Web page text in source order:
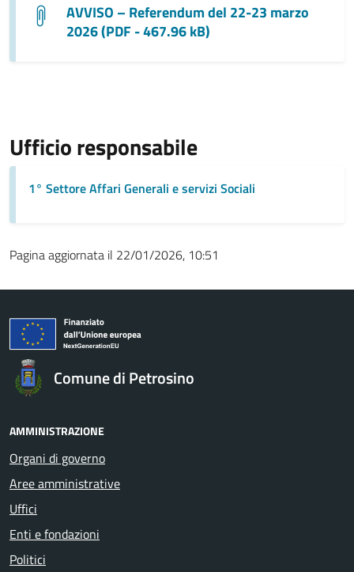
AVVISO – Referendum del 22-23 marzo
2026 (PDF - 467.96 kB)
Ufficio responsabile
1° Settore Affari Generali e servizi Sociali
Pagina aggiornata il 22/01/2026, 10:51
Comune di Petrosino
AMMINISTRAZIONE
Organi di governo
Aree amministrative
Uffici
Enti e fondazioni
Politici